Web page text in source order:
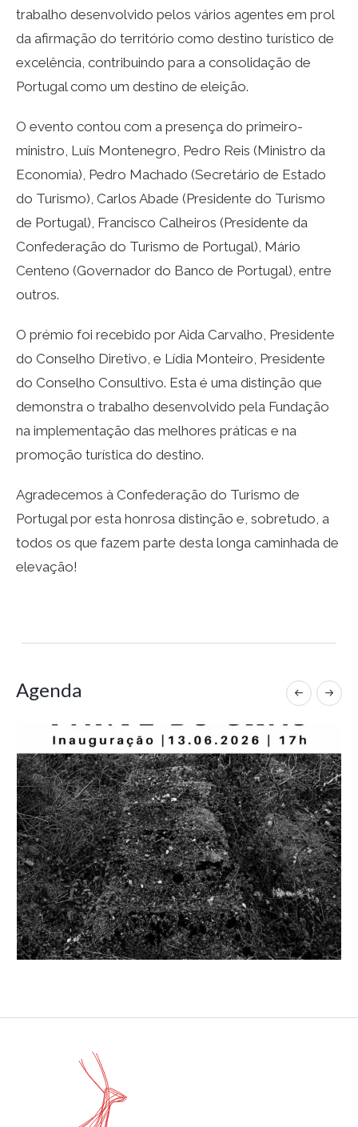
trabalho desenvolvido pelos vários agentes em prol
da afirmação do território como destino turístico de
excelência, contribuindo para a consolidação de
Portugal como um destino de eleição.
O evento contou com a presença do primeiro-
ministro, Luís Montenegro, Pedro Reis (Ministro da
Economia), Pedro Machado (Secretário de Estado
do Turismo), Carlos Abade (Presidente do Turismo
de Portugal), Francisco Calheiros (Presidente da
Confederação do Turismo de Portugal), Mário
Centeno (Governador do Banco de Portugal), entre
outros.
O prémio foi recebido por Aida Carvalho, Presidente
do Conselho Diretivo, e Lídia Monteiro, Presidente
do Conselho Consultivo. Esta é uma distinção que
demonstra o trabalho desenvolvido pela Fundação
na implementação das melhores práticas e na
promoção turística do destino.
Agradecemos à Confederação do Turismo de
Portugal por esta honrosa distinção e, sobretudo, a
todos os que fazem parte desta longa caminhada de
elevação!
Agenda